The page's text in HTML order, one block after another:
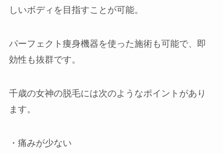
しいボディを目指すことが可能。
パーフェクト痩身機器を使った施術も可能で、即
効性も抜群です。
千歳の女神の脱毛には次のようなポイントがあり
ます。
・痛みが少ない